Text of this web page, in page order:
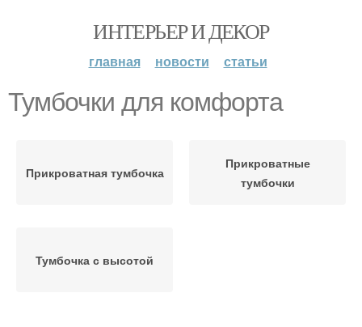
ИНТЕРЬЕР И ДЕКОР
главная новости статьи
Тумбочки для комфорта
Прикроватная тумбочка
Прикроватные
тумбочки
Тумбочка с высотой